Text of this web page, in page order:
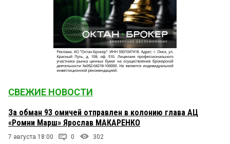
СВЕЖИЕ НОВОСТИ
За обман 93 омичей отправлен в колонию глава АЦ
«Ромни Марш» Ярослав МАКАРЕНКО
7 августа 18:00 0 302